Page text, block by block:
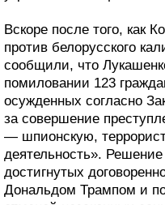
Вскоре после того, как
против белорусского
сообщили, что
помиловании 123
осужденных согласно
за совершение
— шпионскую,
деятельность».
достигнутых
Дональдом Трампом и